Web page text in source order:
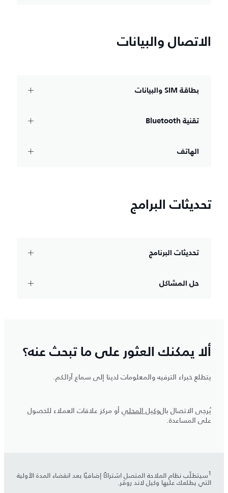
الاتصال والبيانات
بطاقة SIM والبيانات
تقنية Bluetooth‏
الهاتف
تحديثات البرامج
تحديثات البرنامج
حل المشاكل
ألا يمكنك العثور على ما تبحث عنه؟
يتطلع خبراء الترفيه والمعلومات لدينا إلى سماع آرائكم.
يُرجى الاتصال بالوكيل المحلي أو مركز علاقات العملاء للحصول
على المساعدة.
سيتطلّب نظام الملاحة المتصل اشتراكًا إضافيًا بعد انقضاء المدة الأولية
التي يطلعك عليها وكيل لاند روڤر.